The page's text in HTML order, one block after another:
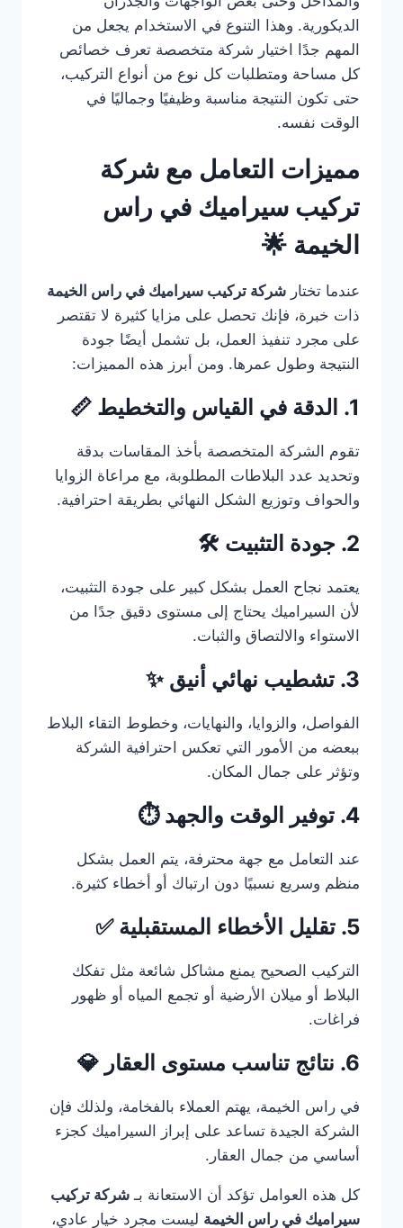
الديكورية. وهذا التنوع في الاستخدام يجعل من
المهم جدًا اختيار شركة متخصصة تعرف خصائص
كل مساحة ومتطلبات كل نوع من أنواع التركيب،
حتى تكون النتيجة مناسبة وظيفيًا وجماليًا في
الوقت نفسه.
مميزات التعامل مع شركة
تركيب سيراميك في راس
الخيمة 🌟
عندما تختار شركة تركيب سيراميك في راس الخيمة
ذات خبرة، فإنك تحصل على مزايا كثيرة لا تقتصر
على مجرد تنفيذ العمل، بل تشمل أيضًا جودة
النتيجة وطول عمرها. ومن أبرز هذه المميزات:
1. الدقة في القياس والتخطيط 📏
تقوم الشركة المتخصصة بأخذ المقاسات بدقة
وتحديد عدد البلاطات المطلوبة، مع مراعاة الزوايا
والحواف وتوزيع الشكل النهائي بطريقة احترافية.
2. جودة التثبيت 🛠️
يعتمد نجاح العمل بشكل كبير على جودة التثبيت،
لأن السيراميك يحتاج إلى مستوى دقيق جدًا من
الاستواء والالتصاق والثبات.
3. تشطيب نهائي أنيق ✨
الفواصل، والزوايا، والنهايات، وخطوط التقاء البلاط
ببعضه من الأمور التي تعكس احترافية الشركة
وتؤثر على جمال المكان.
4. توفير الوقت والجهد ⏱️
عند التعامل مع جهة محترفة، يتم العمل بشكل
منظم وسريع نسبيًا دون ارتباك أو أخطاء كثيرة.
5. تقليل الأخطاء المستقبلية ✅
التركيب الصحيح يمنع مشاكل شائعة مثل تفكك
البلاط أو ميلان الأرضية أو تجمع المياه أو ظهور
فراغات.
6. نتائج تناسب مستوى العقار 💎
في راس الخيمة، يهتم العملاء بالفخامة، ولذلك فإن
الشركة الجيدة تساعد على إبراز السيراميك كجزء
أساسي من جمال العقار.
كل هذه العوامل تؤكد أن الاستعانة بـ شركة تركيب
سيراميك في راس الخيمة ليست مجرد خيار عادي،